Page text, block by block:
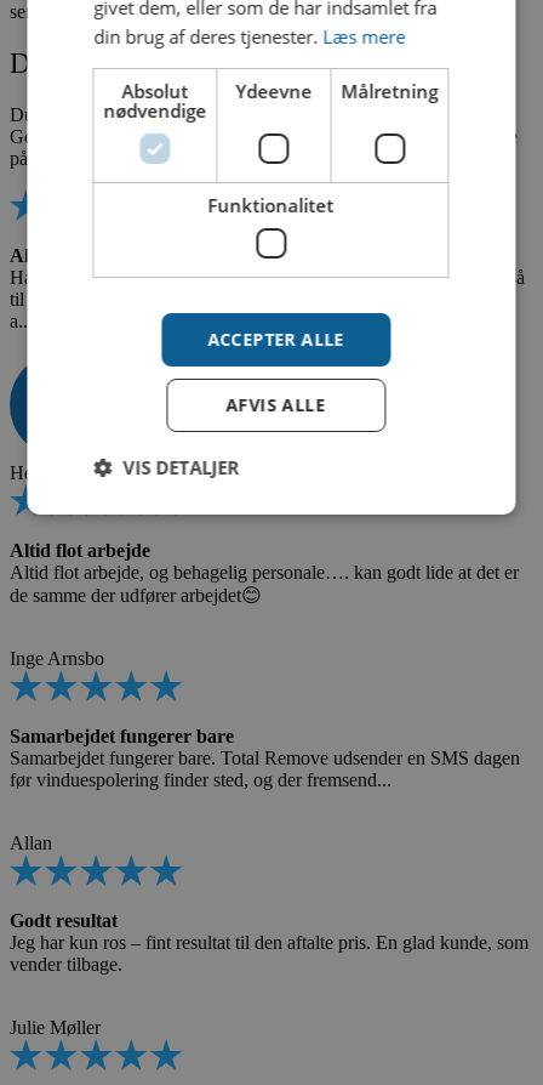
sender altid en SMS 1-2 dage, før vi kommer.
Det siger vores kunder
Du kan her læse et udsnit af vores anmeldelser fra Trustpilot og
Google. Du har mulighed for at læse flere anmeldelser ved at klike
på Trustpilot ikonet.
Altid præcist og veludført arbejde
Har i dag fået renset tagrender og afløbsbrød, men bruger dem også
til fliserens og viduespudsning –
a...
Helge Veirup
Altid flot arbejde
Altid flot arbejde, og behagelig personale…. kan godt lide at det er
de samme der udfører arbejdet😊
Inge Arnsbo
Samarbejdet fungerer bare
Samarbejdet fungerer bare. Total Remove udsender en SMS dagen
før vinduespolering finder sted, og der fremsend...
Allan
Godt resultat
Jeg har kun ros – fint resultat til den aftalte pris. En glad kunde, som
vender tilbage.
Julie Møller
givet dem, eller som de har indsamlet fra
din brug af deres tjenester. Læs mere
Absolut
nødvendige
Ydeevne Målretning
Funktionalitet
ACCEPTER ALLE
AFVIS ALLE
VIS DETALJER